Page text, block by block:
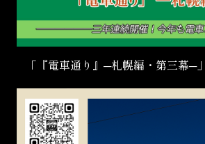
「『電車通り』─札幌編・第三幕─